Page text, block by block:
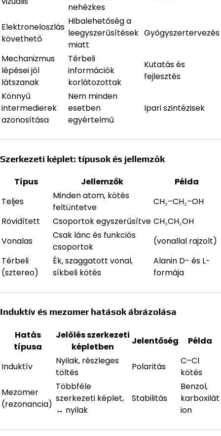
nehézkes
Elektroneloszlás
követhető
Hibalehetőség a
leegyszerűsítések
miatt
Gyógyszertervezés
Mechanizmus
lépései jól
látszanak
Térbeli
információk
korlátozottak
Kutatás és
fejlesztés
Könnyű
intermedierek
azonosítása
Nem minden
esetben
egyértelmű
Ipari szintézisek
Szerkezeti képlet: típusok és jellemzők
Típus Jellemzők
Példa
Teljes
Minden atom, kötés
feltüntetve
CH₃–CH₂–OH
Rövidített
Csoportok egyszerűsítve CH₃CH₂OH
Vonalas
Csak lánc és funkciós
csoportok
(vonallal rajzolt)
Térbeli
(sztereo)
Ék, szaggatott vonal,
síkbeli kötés
Alanin D- és L-
formája
Induktív és mezomer hatások ábrázolása
Hatás
típusa
Jelölés szerkezeti
képletben
Jelentőség Példa
Induktív
Nyilak, részleges
töltés
Polaritás
C–Cl
kötés
Mezomer
(rezonancia)
Többféle
szerkezeti képlet,
↔ nyilak
Stabilitás
Benzol,
karboxilát
ion